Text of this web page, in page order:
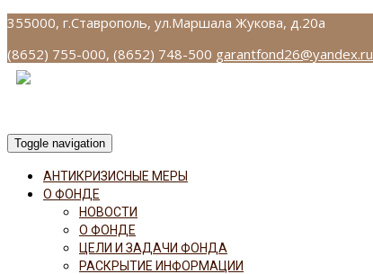
355000, г.Ставрополь, ул.Маршала Жукова, д.20а
(8652) 755-000, (8652) 748-500 garantfond26@yandex.ru
Toggle navigation
АНТИКРИЗИСНЫЕ МЕРЫ
О ФОНДЕ
НОВОСТИ
О ФОНДЕ
ЦЕЛИ И ЗАДАЧИ ФОНДА
РАСКРЫТИЕ ИНФОРМАЦИИ